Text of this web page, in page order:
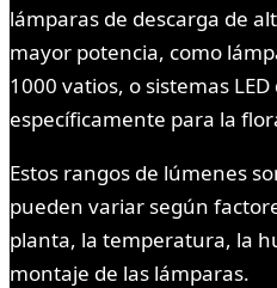
lámparas de descarga de
mayor potencia, como
1000 vatios, o sistemas
específicamente para la
Estos rangos de lúmenes
pueden variar según
planta, la temperatura, la
montaje de las lámparas.